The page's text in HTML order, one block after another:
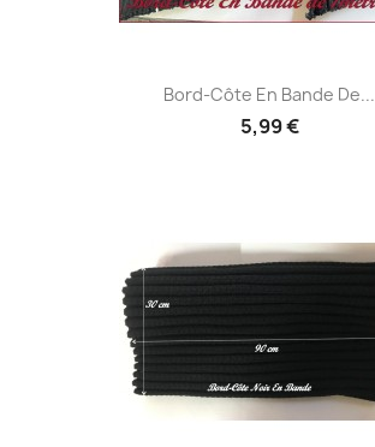
Bord-Côte En Bande De...
5,99 €